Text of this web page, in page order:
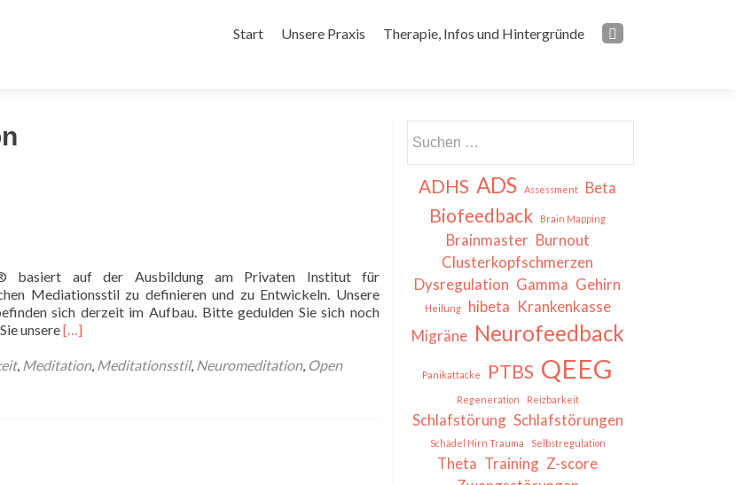
Inhalt
Start Unsere Praxis Therapie, Infos und Hintergründe
basiert auf der Ausbildung am Privaten Institut für
Mediationsstil zu definieren und zu Entwickeln. Unsere
sich derzeit im Aufbau. Bitte gedulden Sie sich noch
unsereRead
about
[…]
, Meditation, Meditationsstil, Neuromeditation, Open
nach:
ADHS ADS Assessment Beta
Biofeedback Brain Mapping
Brainmaster Burnout
Clusterkopfschmerzen
Dysregulation Gamma Gehirn
Heilung hibeta Krankenkasse
Migräne Neurofeedback
Panikattacke PTBS QEEG
Regeneration Reizbarkeit
Schlafstörung Schlafstörungen
Schädel Hirn Trauma Selbstregulation
Theta Training Z-score
Therapeut*in bei Brain-Care Bewirb Dich jetzt!